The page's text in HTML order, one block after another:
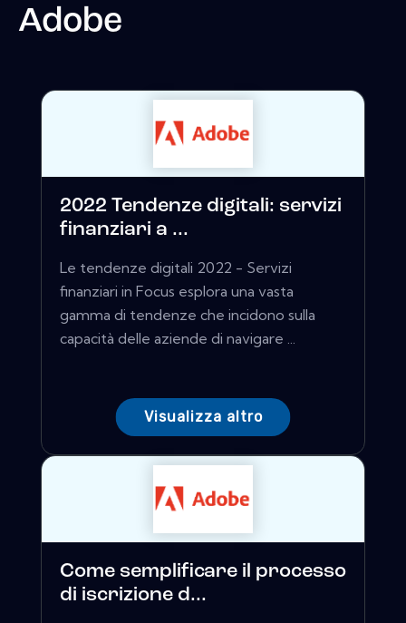
Adobe
2022 Tendenze digitali: servizi
finanziari a ...
Le tendenze digitali 2022 - Servizi
finanziari in Focus esplora una vasta
gamma di tendenze che incidono sulla
capacità delle aziende di navigare ...
Visualizza altro
Come semplificare il processo
di iscrizione d...